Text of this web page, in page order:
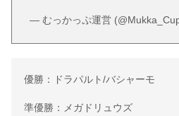
— むっかっぷ運営
優勝：ドラパルト/バシャーモ
準優勝：メガドリュウズ